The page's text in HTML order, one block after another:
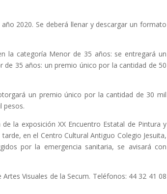
2020. Se deberá llenar y descargar un formato
la categoría Menor de 35 años: se entregará un
35 años: un premio único por la cantidad de 50
un premio único por la cantidad de 30 mil
pesos.
la exposición XX Encuentro Estatal de Pintura y
en el Centro Cultural Antiguo Colegio Jesuita,
por la emergencia sanitaria, se avisará con
Visuales de la Secum. Teléfonos: 44 32 41 08